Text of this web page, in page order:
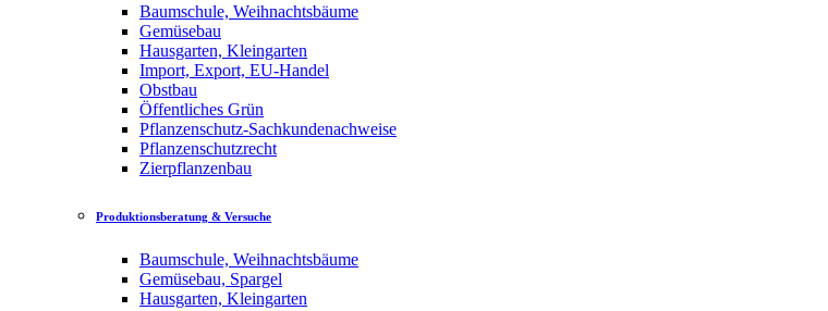
Baumschule, Weihnachtsbäume
Gemüsebau
Hausgarten, Kleingarten
Import, Export, EU-Handel
Obstbau
Öffentliches Grün
Pflanzenschutz-Sachkundenachweise
Pflanzenschutzrecht
Zierpflanzenbau
Produktionsberatung & Versuche
Baumschule, Weihnachtsbäume
Gemüsebau, Spargel
Hausgarten, Kleingarten